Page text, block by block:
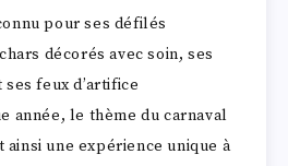
pour ses défilés
décorés avec soin, ses
feux d’artifice
année, le thème du carnaval
une expérience unique à